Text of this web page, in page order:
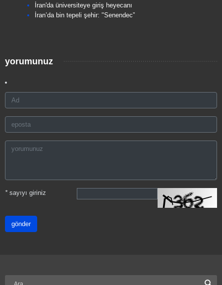
İran'da üniversiteye giriş heyecanı
İran’da bin tepeli şehir: "Senendec”
yorumunuz
*sayıyı giriniz
gönder